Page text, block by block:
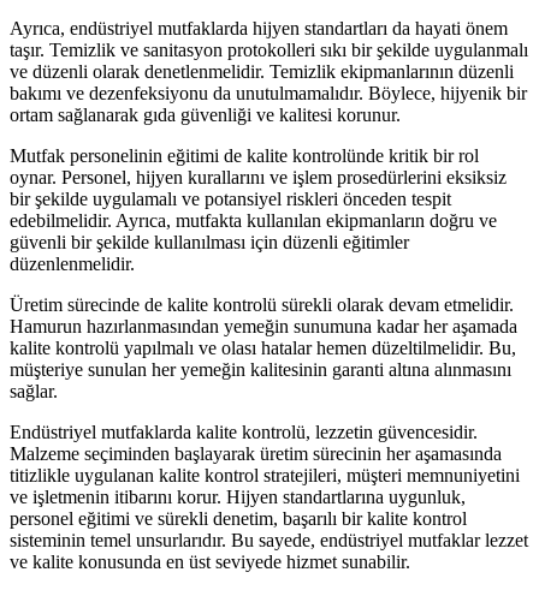
Ayrıca, endüstriyel mutfaklarda hijyen standartları da hayati önem
taşır. Temizlik ve sanitasyon protokolleri sıkı bir şekilde uygulanmalı
ve düzenli olarak denetlenmelidir. Temizlik ekipmanlarının düzenli
bakımı ve dezenfeksiyonu da unutulmamalıdır. Böylece, hijyenik bir
ortam sağlanarak gıda güvenliği ve kalitesi korunur.
Mutfak personelinin eğitimi de kalite kontrolünde kritik bir rol
oynar. Personel, hijyen kurallarını ve işlem prosedürlerini eksiksiz
bir şekilde uygulamalı ve potansiyel riskleri önceden tespit
edebilmelidir. Ayrıca, mutfakta kullanılan ekipmanların doğru ve
güvenli bir şekilde kullanılması için düzenli eğitimler
düzenlenmelidir.
Üretim sürecinde de kalite kontrolü sürekli olarak devam etmelidir.
Hamurun hazırlanmasından yemeğin sunumuna kadar her aşamada
kalite kontrolü yapılmalı ve olası hatalar hemen düzeltilmelidir. Bu,
müşteriye sunulan her yemeğin kalitesinin garanti altına alınmasını
sağlar.
Endüstriyel mutfaklarda kalite kontrolü, lezzetin güvencesidir.
Malzeme seçiminden başlayarak üretim sürecinin her aşamasında
titizlikle uygulanan kalite kontrol stratejileri, müşteri memnuniyetini
ve işletmenin itibarını korur. Hijyen standartlarına uygunluk,
personel eğitimi ve sürekli denetim, başarılı bir kalite kontrol
sisteminin temel unsurlarıdır. Bu sayede, endüstriyel mutfaklar lezzet
ve kalite konusunda en üst seviyede hizmet sunabilir.